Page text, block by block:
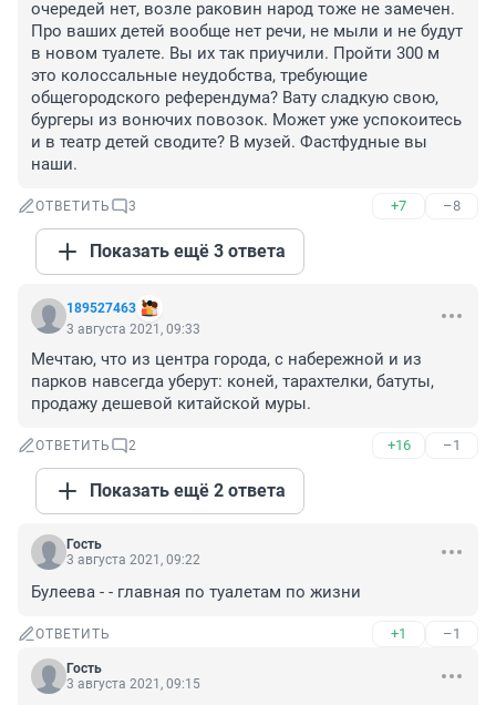
очередей нет, возле раковин народ тоже не замечен.
Про ваших детей вообще нет речи, не мыли и не будут
в новом туалете. Вы их так приучили. Пройти 300 м
это колоссальные неудобства, требующие
общегородского референдума? Вату сладкую свою,
бургеры из вонючих повозок. Может уже успокоитесь
и в театр детей сводите? В музей. Фастфудные вы
наши.
ОТВЕТИТЬ 3 +7 –8
Показать ещё 3 ответа
189527463
3 августа 2021, 09:33
Мечтаю, что из центра города, с набережной и из
парков навсегда уберут: коней, тарахтелки, батуты,
продажу дешевой китайской муры.
ОТВЕТИТЬ 2 +16 –1
Показать ещё 2 ответа
Гость
3 августа 2021, 09:22
Булеева - - главная по туалетам по жизни
ОТВЕТИТЬ +1 –1
Гость
3 августа 2021, 09:15